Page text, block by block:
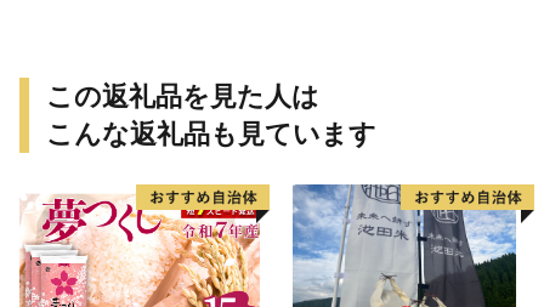
この返礼品を見た人は
こんな返礼品も見ています